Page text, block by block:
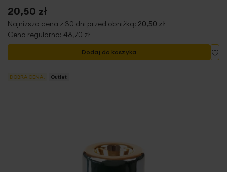
20,50 zł
Najniższa cena z 30 dni przed obniżką: 20,50 zł
Cena regularna: 48,70 zł
Dodaj do koszyka
DOBRA CENA! Outlet